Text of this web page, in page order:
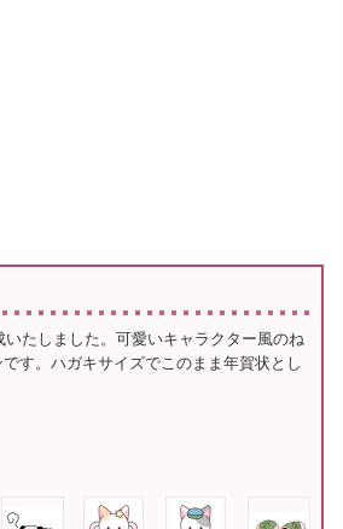
たしました。可愛いキャラクター風のね
す。ハガキサイズでこのまま年賀状とし